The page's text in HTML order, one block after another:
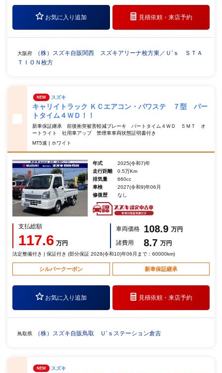
お気に入り追加 見積依頼・来店予約
大阪府
（株）スズキ自販関西 スズキアリーナ枚方東／Ｕ’ｓ ＳＴＡ
ＴＩＯＮ枚方
NEW スズキ
キャリイトラック ＫＣエアコン・パワステ ７型 パー
トタイム４ＷＤ！！
新車保証継承 前後衝突被害軽減ブレーキ パートタイム４ＷＤ ５ＭＴ オ
ートライト 社用車アップ 禁煙車車両状態証明書付き
MT5速 | ホワイト
年式
2025(令和7)年
走行距離
0.5万Km
排気量
660cc
車検
2027(令和9)年06月
修復歴
なし
支払総額
117.6 万円
車両価格 108.9 万円
諸費用
8.7 万円
法定整備付き | 保証付き (部分保証 2028(令和10)年06月まで：60000km)
シルバークーポン 新車保証継承
お気に入り追加 見積依頼・来店予約
鳥取県 （株）スズキ自販鳥取 Ｕ’ｓステーション倉吉
NEW スズキ